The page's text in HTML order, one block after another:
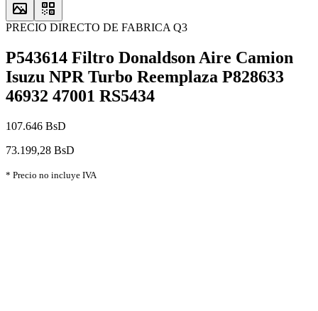
PRECIO DIRECTO DE FABRICA Q3
P543614 Filtro Donaldson Aire Camion
Isuzu NPR Turbo Reemplaza P828633
46932 47001 RS5434
107.646 BsD
73.199,28 BsD
* Precio no incluye IVA